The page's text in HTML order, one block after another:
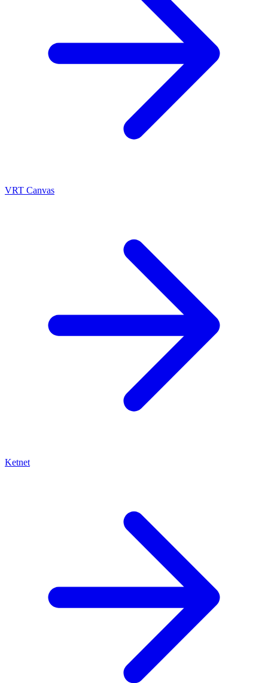
VRT Canvas
Ketnet